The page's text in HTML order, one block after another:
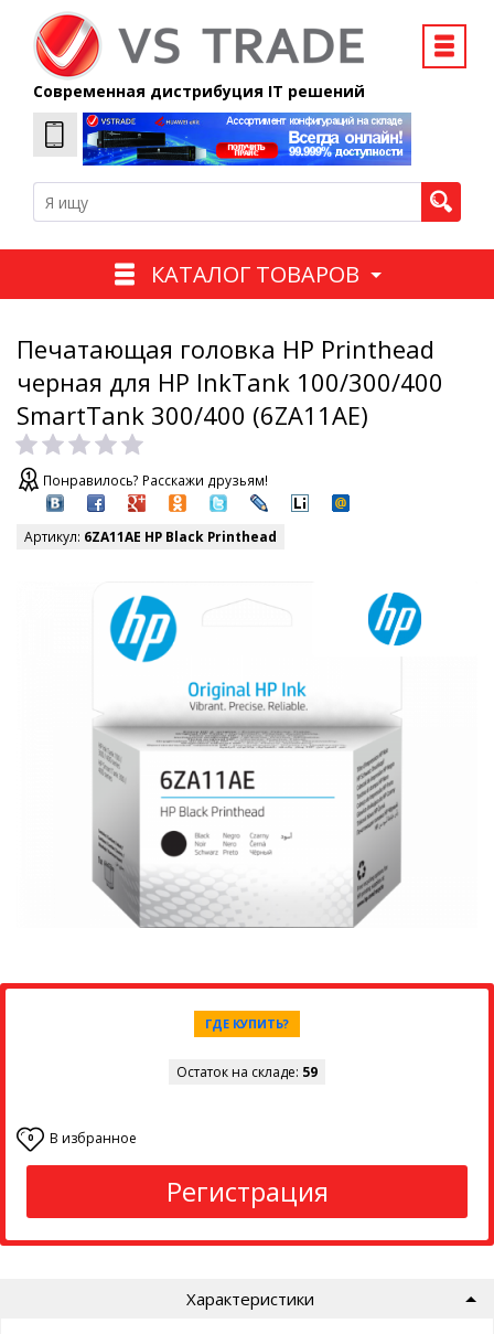
Современная дистрибуция IT решений
КАТАЛОГ ТОВАРОВ
Печатающая головка HP Printhead
черная для HP InkTank 100/300/400
SmartTank 300/400 (6ZA11AE)
Понравилось? Расскажи друзьям!
Артикул: 6ZA11AE HP Black Printhead
ГДЕ КУПИТЬ?
Остаток на складе: 59
0 В избранное
Регистрация
Характеристики